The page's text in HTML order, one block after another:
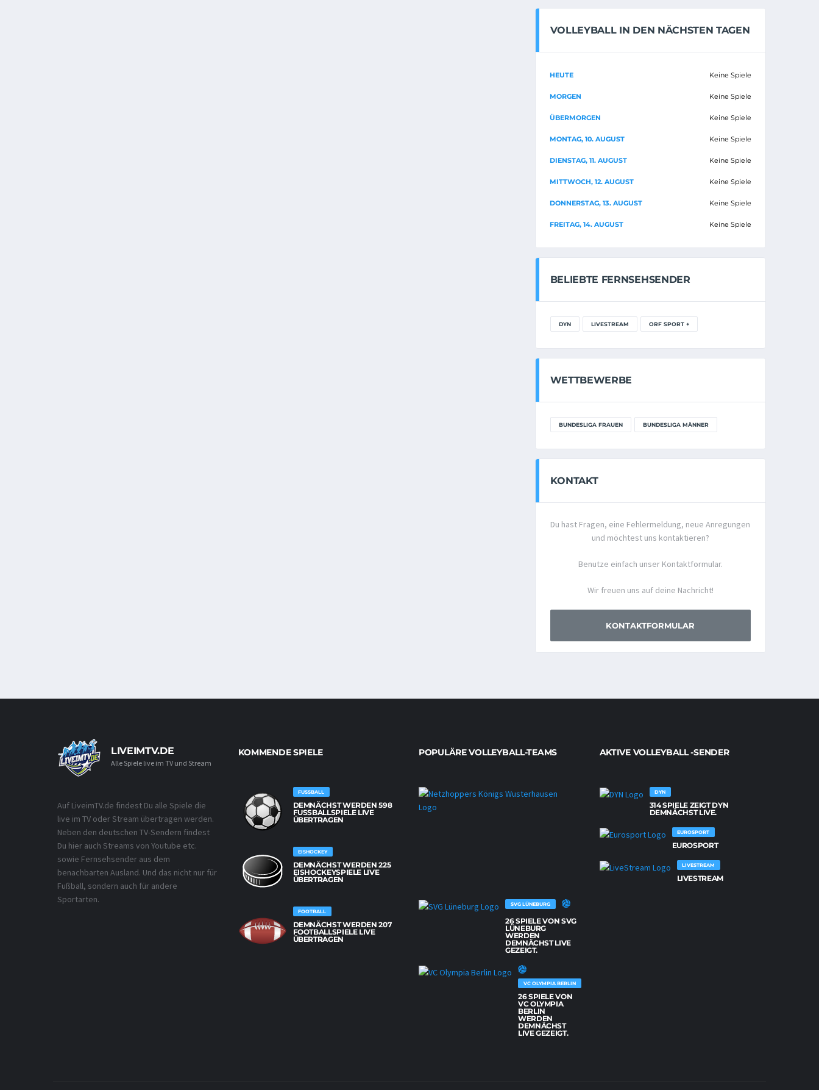
VOLLEYBALL IN DEN NÄCHSTEN TAGEN
HEUTE Keine Spiele
MORGEN Keine Spiele
ÜBERMORGEN Keine Spiele
MONTAG, 10. AUGUST Keine Spiele
DIENSTAG, 11. AUGUST Keine Spiele
MITTWOCH, 12. AUGUST Keine Spiele
DONNERSTAG, 13. AUGUST Keine Spiele
FREITAG, 14. AUGUST Keine Spiele
BELIEBTE FERNSEHSENDER
DYN LIVESTREAM ORF SPORT +
WETTBEWERBE
BUNDESLIGA FRAUEN BUNDESLIGA MÄNNER
KONTAKT
Du hast Fragen, eine Fehlermeldung, neue Anregungen
und möchtest uns kontaktieren?
Benutze einfach unser Kontaktformular.
Wir freuen uns auf deine Nachricht!
KONTAKTFORMULAR
LIVEIMTV.DE
Alle Spiele live im TV und Stream
Auf LiveimTV.de findest Du alle Spiele die
live im TV oder Stream übertragen werden.
Neben den deutschen TV-Sendern findest
Du hier auch Streams von Youtube etc.
sowie Fernsehsender aus dem
benachbarten Ausland. Und das nicht nur für
Fußball, sondern auch für andere
Sportarten.
KOMMENDE SPIELE
FUSSBALL
DEMNÄCHST WERDEN 598
FUSSBALLSPIELE LIVE Ü
BERTRAGEN
EISHOCKEY
DEMNÄCHST WERDEN 225
EISHOCKEYSPIELE LIVE
ÜBERTRAGEN
FOOTBALL
DEMNÄCHST WERDEN 207
FOOTBALLSPIELE LIVE
ÜBERTRAGEN
POPULÄRE VOLLEYBALL-TEAMS
NETZHOPPERS KÖNIGS WUSTERHAUSEN
NETZHOPPERS
WERDEN
DEMNÄCHST
SVG LÜNEBURG
26 SPIELE VON SVG
LÜNEBURG
WERDEN
DEMNÄCHST LIVE
GEZEIGT.
VC OLYMPIA BERLIN
26 SPIELE VON
VC OLYMPIA
BERLIN
WERDEN
DEMNÄCHST
LIVE GEZEIGT.
AKTIVE VOLLEYBALL -SENDER
DYN
314 SPIELE ZEIGT DYN
DEMNÄCHST LIVE.
EUROSPORT
EUROSPORT
LIVESTREAM
LIVESTREAM